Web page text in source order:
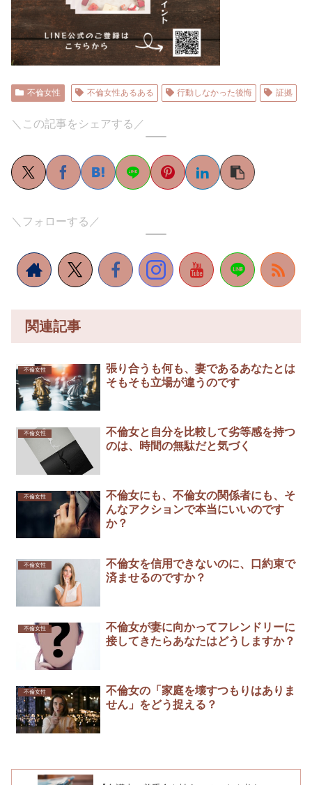
不倫女性 不倫女性あるある 行動しなかった後悔 証拠
＼この記事をシェアする／
＼フォローする／
関連記事
不倫女性
張り合うも何も、妻であるあなたとは
そもそも立場が違うのです
不倫女性
不倫女と自分を比較して劣等感を持つ
のは、時間の無駄だと気づく
不倫女性
不倫女にも、不倫女の関係者にも、そ
んなアクションで本当にいいのです
か？
不倫女性
不倫女を信用できないのに、口約束で
済ませるのですか？
不倫女性
不倫女が妻に向かってフレンドリーに
接してきたらあなたはどうしますか？
不倫女性
不倫女の「家庭を壊すつもりはありま
せん」をどう捉える？